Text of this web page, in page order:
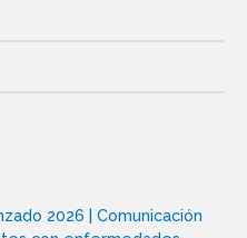
2026 | Comunicación